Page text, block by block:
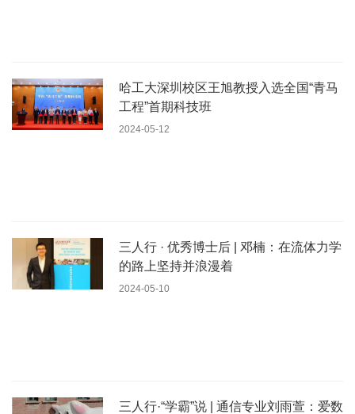
哈工大深圳校区王旭教授入选全国“青马
工程”首期科技班
2024-05-12
三人行 · 优秀博士后 | 邓楠：在流体力学
的路上坚持并浪漫着
2024-05-10
三人行·“学霸”说 | 通信专业刘雨萱：爱数